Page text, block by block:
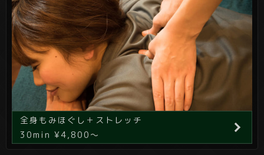
全身もみほぐし＋ストレッチ
30min ¥4,800～